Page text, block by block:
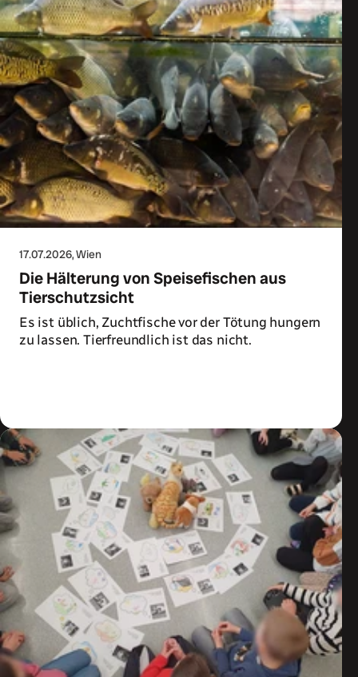
17.07.2026, Wien
Die Hälterung von Speisefischen aus
Tierschutzsicht
Es ist üblich, Zuchtfische vor der Tötung hungern
zu lassen. Tierfreundlich ist das nicht.